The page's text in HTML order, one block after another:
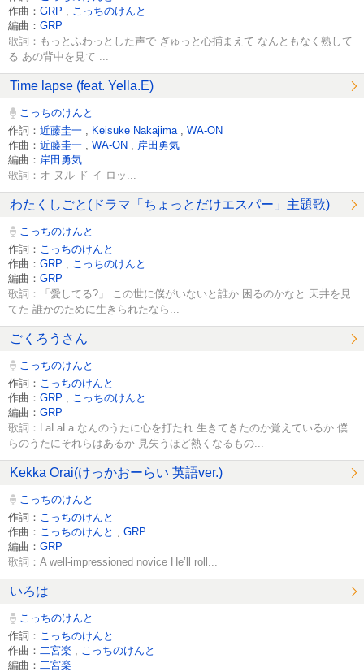
作曲： GRP
こっちのけんと
編曲： GRP
歌詞：もっとふわっとした声で ぎゅっと心捕まえて なんともなく熟して
る あの背中を見て ...
Time lapse (feat. Yella.E)
こっちのけんと
作詞： 近藤圭一 Keisuke Nakajima
WA-ON
作曲： 近藤圭一 WA-ON
岸田勇気
編曲： 岸田勇気
歌詞：オ ヌル ド イ ロッ...
わたくしごと(ドラマ「ちょっとだけエスパー」主題歌)
こっちのけんと
作詞： こっちのけんと
作曲： GRP
こっちのけんと
編曲： GRP
歌詞：「愛してる?」 この世に僕がいないと誰か 困るのかなと 天井を見
てた 誰かのために生きられたなら...
ごくろうさん
こっちのけんと
作詞： こっちのけんと
作曲： GRP
こっちのけんと
編曲： GRP
歌詞：LaLaLa なんのうたに心を打たれ 生きてきたのか覚えているか 僕
らのうたにそれらはあるか 見失うほど熱くなるもの...
Kekka Orai(けっかおーらい 英語ver.)
こっちのけんと
作詞： こっちのけんと
作曲： こっちのけんと
GRP
編曲： GRP
歌詞：A well-impressioned novice He’ll roll...
いろは
こっちのけんと
作詞： こっちのけんと
作曲： 二宮楽
こっちのけんと
編曲： 二宮楽